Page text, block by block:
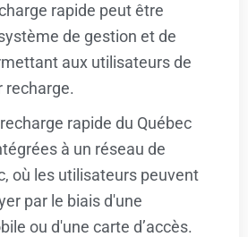
rapide peut être
de gestion et de
aux utilisateurs de
recharge.
rapide du Québec
à un réseau de
où les utilisateurs peuvent
par le biais d'une
ou d'une carte d’accès.